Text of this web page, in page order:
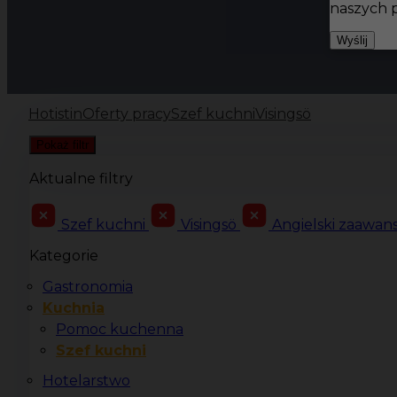
HotistinOferty pracySzef kuchniVisingsö
Pokaż filtr
Aktualne filtry
Szef kuchni Visingsö
Angielski
Kategorie
Gastronomia
Kuchnia
Pomoc kuchenna
Szef kuchni
Hotelarstwo
naszych
Wyślij